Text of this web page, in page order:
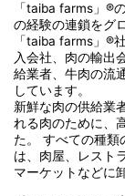
「taiba farms」®
の経験の連鎖をグ
「taiba farms」®
入会社、肉の輸出
給業者、牛肉の流
しています。
新鮮な肉の供給業
れる肉のために、
た。 すべての種類
は、肉屋、レスト
マーケットなどに